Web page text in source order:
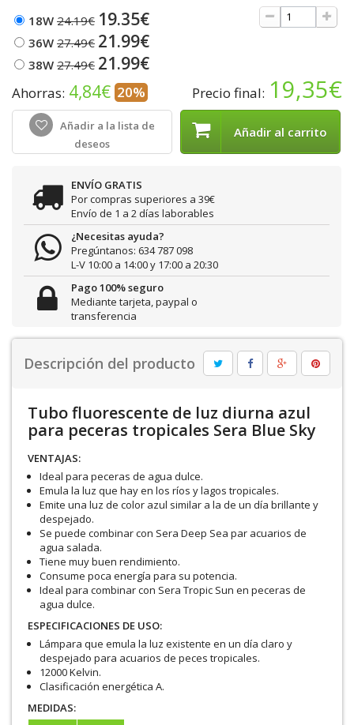
18W 24.19€ 19.35€
36W 27.49€ 21.99€
38W 27.49€ 21.99€
Ahorras: 4,84€ 20% Precio final: 19,35€
Añadir a la lista de
deseos
Añadir al carrito
ENVÍO GRATIS
Por compras superiores a 39€
Envío de 1 a 2 días laborables
¿Necesitas ayuda?
Pregúntanos: 634 787 098
L-V 10:00 a 14:00 y 17:00 a 20:30
Pago 100% seguro
Mediante tarjeta, paypal o
transferencia
Descripción del producto
Tubo fluorescente de luz diurna azul
para peceras tropicales Sera Blue Sky
VENTAJAS:
Ideal para peceras de agua dulce.
Emula la luz que hay en los ríos y lagos tropicales.
Emite una luz de color azul similar a la de un día brillante y
despejado.
Se puede combinar con Sera Deep Sea par acuarios de
agua salada.
Tiene muy buen rendimiento.
Consume poca energía para su potencia.
Ideal para combinar con Sera Tropic Sun en peceras de
agua dulce.
ESPECIFICACIONES DE USO:
Lámpara que emula la luz existente en un día claro y
despejado para acuarios de peces tropicales.
12000 Kelvin.
Clasificación energética A.
MEDIDAS: